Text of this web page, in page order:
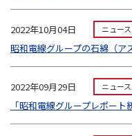
2022年10月04日 ニュー
昭和電線グループの石綿（ア
2022年09月29日 ニュー
「昭和電線グループレポー